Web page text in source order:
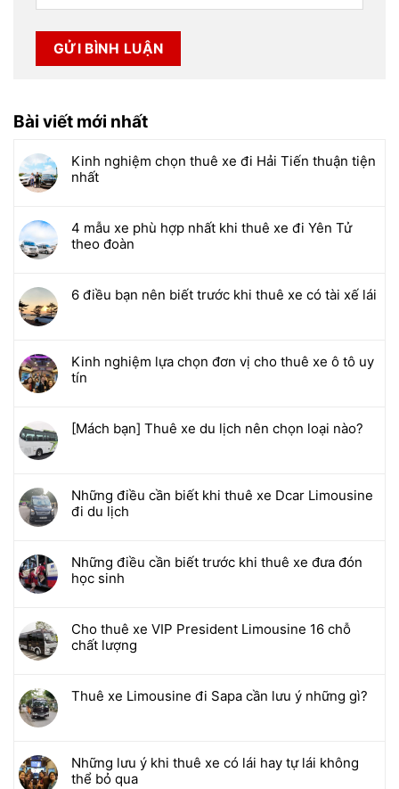
Bài viết mới nhất
Kinh nghiệm chọn thuê xe đi Hải Tiến thuận tiện
nhất
4 mẫu xe phù hợp nhất khi thuê xe đi Yên Tử
theo đoàn
6 điều bạn nên biết trước khi thuê xe có tài xế lái
Kinh nghiệm lựa chọn đơn vị cho thuê xe ô tô uy
tín
[Mách bạn] Thuê xe du lịch nên chọn loại nào?
Những điều cần biết khi thuê xe Dcar Limousine
đi du lịch
Những điều cần biết trước khi thuê xe đưa đón
học sinh
Cho thuê xe VIP President Limousine 16 chỗ
chất lượng
Thuê xe Limousine đi Sapa cần lưu ý những gì?
Những lưu ý khi thuê xe có lái hay tự lái không
thể bỏ qua